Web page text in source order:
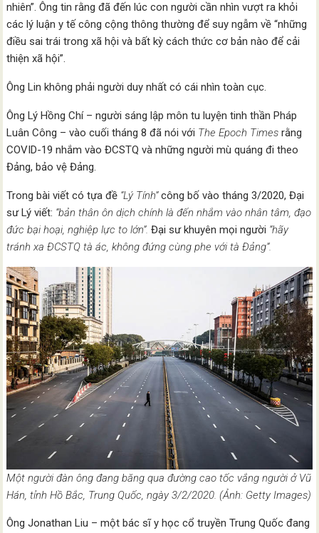
nhiên”. Ông tin rằng đã đến lúc con người cần nhìn vượt ra khỏi
các lý luận y tế công cộng thông thường để suy ngẫm về “những
điều sai trái trong xã hội và bất kỳ cách thức cơ bản nào để cải
thiện xã hội”.
Ông Lin không phải người duy nhất có cái nhìn toàn cục.
Ông Lý Hồng Chí – người sáng lập môn tu luyện tinh thần Pháp
Luân Công – vào cuối tháng 8 đã nói với The Epoch Times rằng
COVID-19 nhắm vào ĐCSTQ và những người mù quáng đi theo
Đảng, bảo vệ Đảng.
Trong bài viết có tựa đề “Lý Tính”công bố vào tháng 3/2020, Đại
sư Lý viết: “bản thân ôn dịch chính là đến nhắm vào nhân tâm, đạo
đức bại hoại, nghiệp lực to lớn”. Đại sư khuyên mọi người “hãy
tránh xa ĐCSTQ tà ác, không đứng cùng phe với tà Đảng”.
Một người đàn ông đang băng qua đường cao tốc vắng người ở Vũ
Hán, tỉnh Hồ Bắc, Trung Quốc, ngày 3/2/2020. (Ảnh: Getty Images)
Ông Jonathan Liu – một bác sĩ y học cổ truyền Trung Quốc đang